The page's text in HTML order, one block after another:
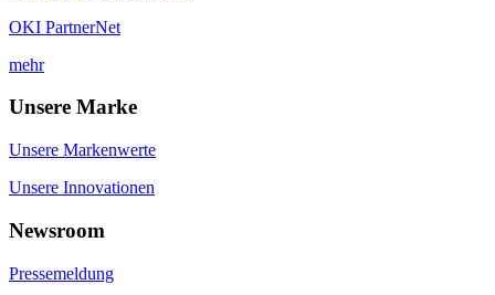
OKI PartnerNet
mehr
Unsere Marke
Unsere Markenwerte
Unsere Innovationen
Newsroom
Pressemeldung